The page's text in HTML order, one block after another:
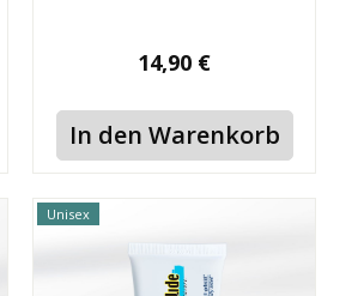
14,90 €
In den Warenkorb
Unisex